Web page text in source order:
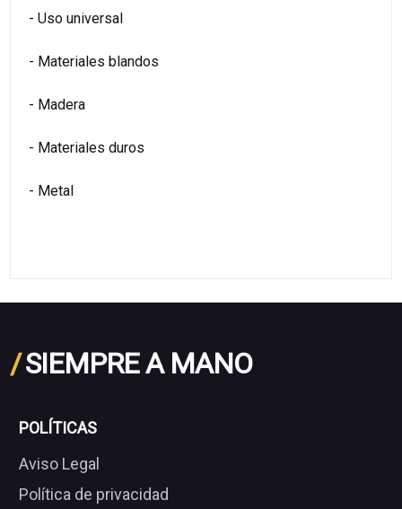
- Uso universal
- Materiales blandos
- Madera
- Materiales duros
- Metal
/SIEMPRE A MANO
POLÍTICAS
Aviso Legal
Política de privacidad